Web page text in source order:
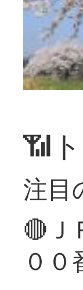
📶
注目
🔴Ｊ
０